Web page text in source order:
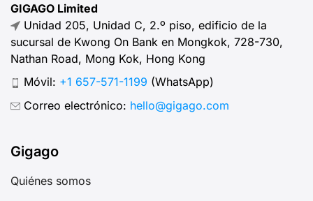
GIGAGO Limited
Unidad 205, Unidad C, 2.º piso, edificio de la
sucursal de Kwong On Bank en Mongkok, 728-730,
Nathan Road, Mong Kok, Hong Kong
Móvil: +1 657-571-1199 (WhatsApp)
Correo electrónico: hello@gigago.com
Gigago
Quiénes somos